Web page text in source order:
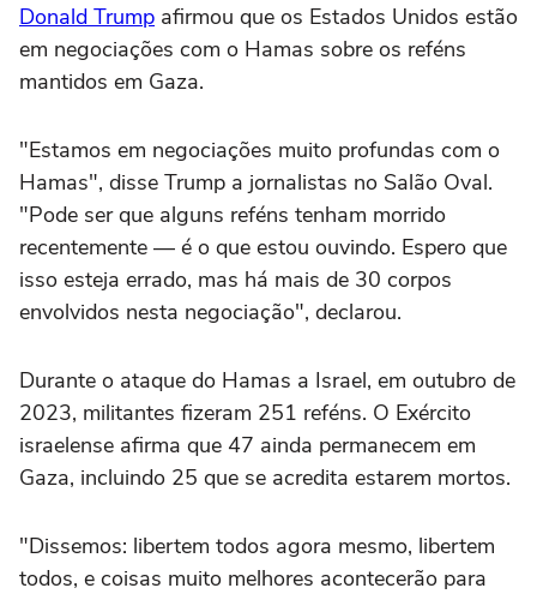
Donald Trump afirmou que os Estados Unidos estão
em negociações com o Hamas sobre os reféns
mantidos em Gaza.
"Estamos em negociações muito profundas com o
Hamas", disse Trump a jornalistas no Salão Oval.
"Pode ser que alguns reféns tenham morrido
recentemente — é o que estou ouvindo. Espero que
isso esteja errado, mas há mais de 30 corpos
envolvidos nesta negociação", declarou.
Durante o ataque do Hamas a Israel, em outubro de
2023, militantes fizeram 251 reféns. O Exército
israelense afirma que 47 ainda permanecem em
Gaza, incluindo 25 que se acredita estarem mortos.
"Dissemos: libertem todos agora mesmo, libertem
todos, e coisas muito melhores acontecerão para